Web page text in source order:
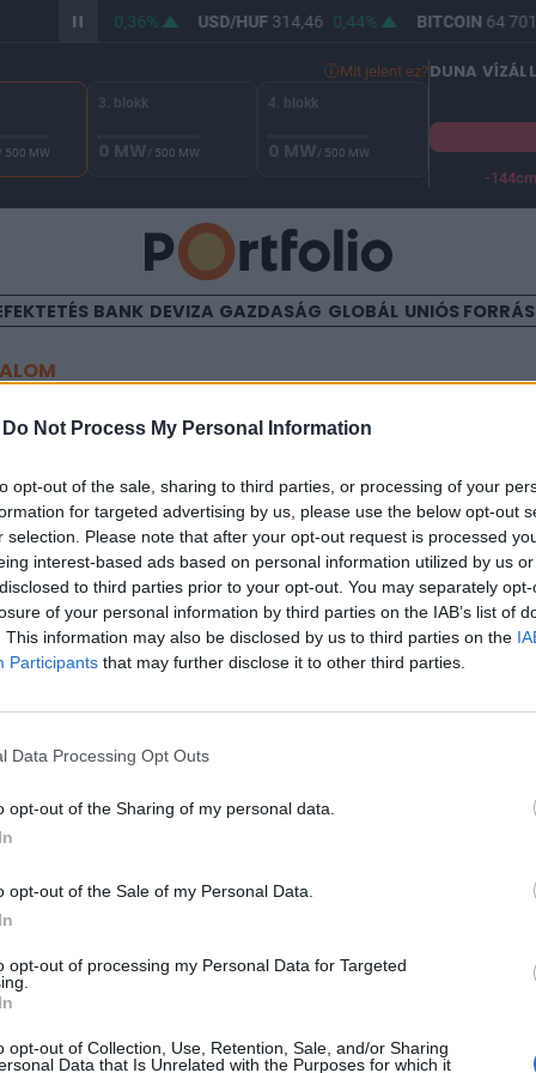
Do Not Process My Personal Information
opt-out of the sale, sharing to third parties, or processing of your
for targeted advertising by us, please use the below opt-out
selection. Please note that after your opt-out request is processed
interest-based ads based on personal information utilized by us
to third parties prior to your opt-out. You may separately
of your personal information by third parties on the IAB’s list of
This information may also be disclosed by us to third parties on the
Participants that may further disclose it to other third parties.
Data Processing Opt Outs
opt-out of the Sharing of my personal data.
opt-out of the Sale of my Personal Data.
opt-out of processing my Personal Data for Targeted
opt-out of Collection, Use, Retention, Sale, and/or Sharing
Data that Is Unrelated with the Purposes for which it
363,04 0,36% USD/HUF 314,46 0,44% BITCOIN64
Mit jelent ez?
/ 500 MW
3. blokk
0 MW/ 500 MW
4. blokk
0 MW/ 500 MW
DUNA
-144cm
BANK DEVIZA GAZDASÁG GLOBÁL UNIÓS
ragadt az euró - esik a
a régiós devizák vesszőfutása, amelynek során
új történelmi mélypontra zuhant az euróval szemben.
is rekord alacsony szinten járt, míg 5.5 éve volt ilyen
és jelenleg 307 körül járnak a jegyzések a bankközi
járt be, 4.93-ról 4.83-ig erősödött vissza az euróval
Dél óta határozottan gyengül a cseh...
tartalmazza:
cikkarchívum